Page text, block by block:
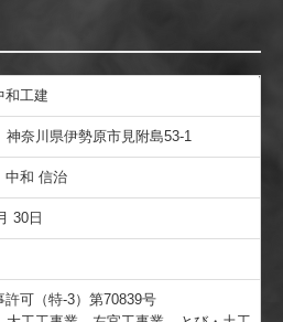
工建
奈川県伊勢原市見附島53-1
和 信治
30日
許可（特-3）第70839号